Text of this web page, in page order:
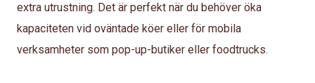
extra utrustning. Det är perfekt när du behöver öka
kapaciteten vid oväntade köer eller för mobila
verksamheter som pop-up-butiker eller foodtrucks.